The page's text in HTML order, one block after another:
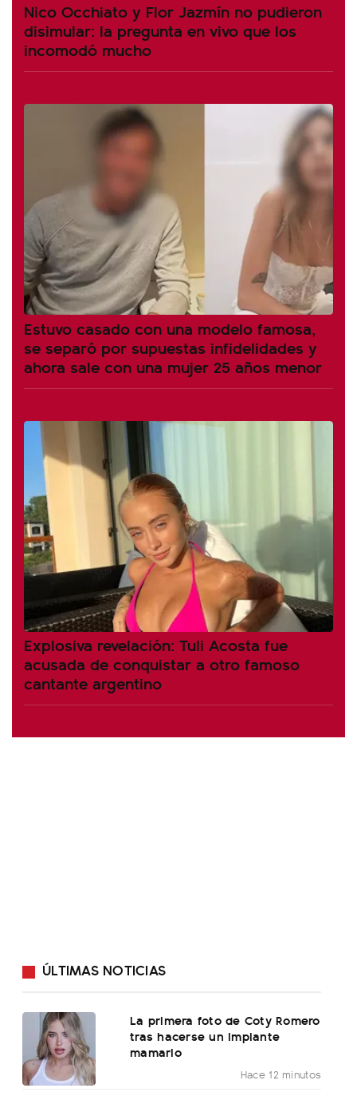
Nico Occhiato y Flor Jazmín no pudieron
disimular: la pregunta en vivo que los
incomodó mucho
Estuvo casado con una modelo famosa,
se separó por supuestas infidelidades y
ahora sale con una mujer 25 años menor
Explosiva revelación: Tuli Acosta fue
acusada de conquistar a otro famoso
cantante argentino
ÚLTIMAS NOTICIAS
La primera foto de Coty Romero
tras hacerse un implante
mamario
Hace 12 minutos